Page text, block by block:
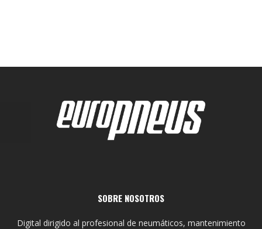
SOBRE NOSOTROS
Digital dirigido al profesional de neumáticos, mantenimiento